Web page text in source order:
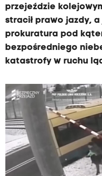
przejeździe
stracił prawo jazdy,
prokuratura pod
bezpośredniego
katastrofy w ruchu